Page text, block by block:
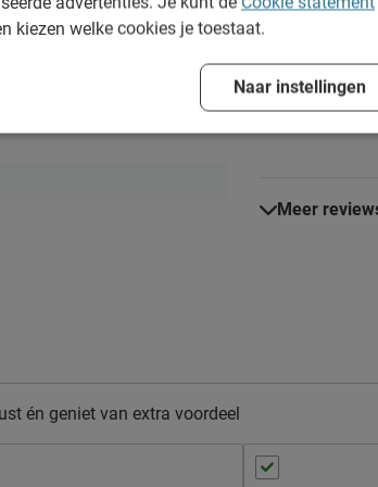
Heijnen
gewoon
zetten, wel
Meer
én geniet van extra voordeel
kiezen welke cookies je toestaat.
Naar instellingen